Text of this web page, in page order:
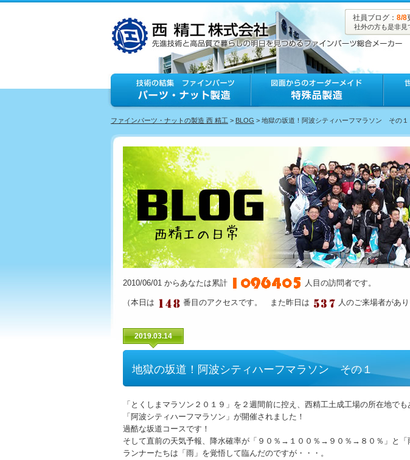
社員ブログ： 8/8
社外の方も是非見
ファインパーツ・ナットの製造 西 精工 > BLOG > 地獄の坂道！阿波シティハーフマラソン その１
2010/06/01 からあなたは累計 人目の訪問者です。
（本日は 番目のアクセスです。 また昨日は 人のご来場者があり
2019.03.14
地獄の坂道！阿波シティハーフマラソン その１
「とくしまマラソン２０１９」を２週間前に控え、西精工土成工場の所在地で
「阿波シティハーフマラソン」が開催されました！
過酷な坂道コースです！
そして直前の天気予報、降水確率が「９０％→１００％→９０％→８０％」と「
ランナーたちは「雨」を覚悟して臨んだのですが・・・。